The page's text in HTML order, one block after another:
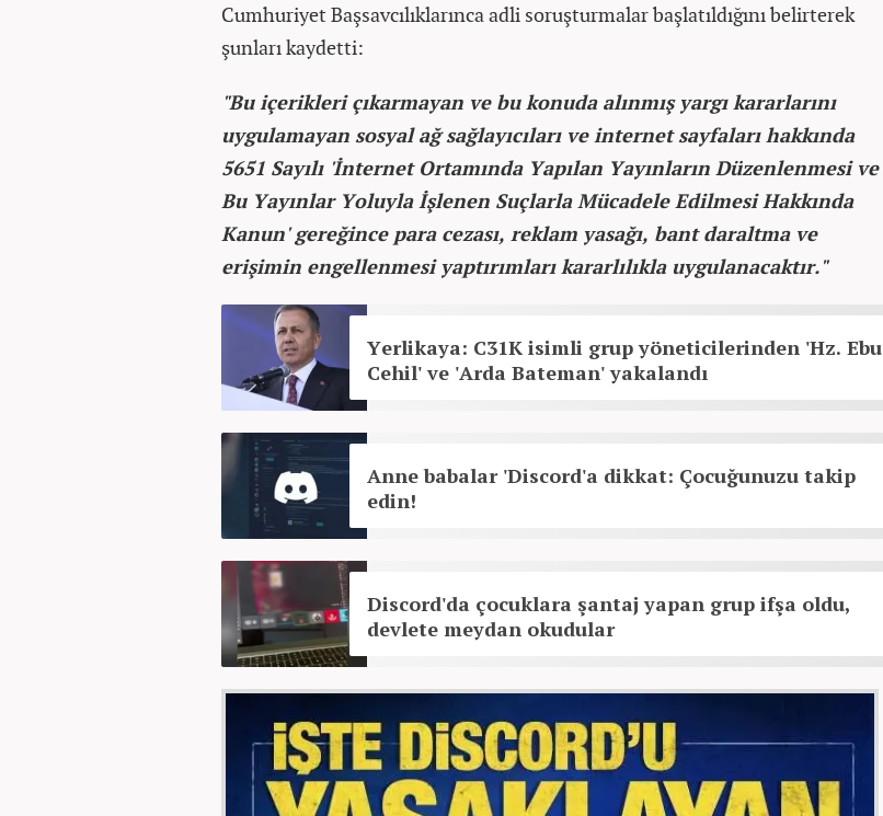
Cumhuriyet Başsavcılıklarınca adli soruşturmalar başlatıldığını belirterek
şunları kaydetti:
"Bu içerikleri çıkarmayan ve bu konuda alınmış yargı kararlarını
uygulamayan sosyal ağ sağlayıcıları ve internet sayfaları hakkında
5651 Sayılı 'İnternet Ortamında Yapılan Yayınların Düzenlenmesi ve
Bu Yayınlar Yoluyla İşlenen Suçlarla Mücadele Edilmesi Hakkında
Kanun' gereğince para cezası, reklam yasağı, bant daraltma ve
erişimin engellenmesi yaptırımları kararlılıkla uygulanacaktır."
Yerlikaya: C31K isimli grup yöneticilerinden 'Hz. Ebu
Cehil' ve 'Arda Bateman' yakalandı
Anne babalar 'Discord'a dikkat: Çocuğunuzu takip
edin!
Discord'da çocuklara şantaj yapan grup ifşa oldu,
devlete meydan okudular